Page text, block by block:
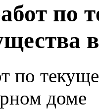
по
по
доме